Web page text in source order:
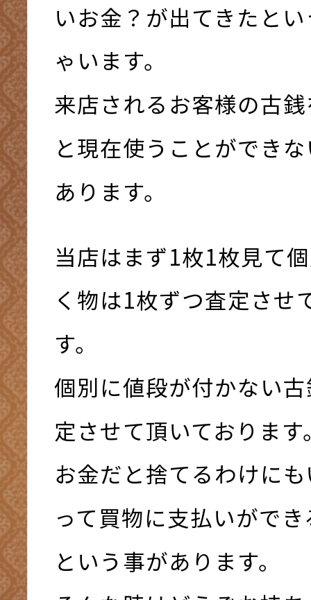
いお金？が出てきたと
ゃいます。
来店されるお客様の古
と現在使うことができ
あります。
当店はまず1枚1枚見て
く物は1枚ずつ査定させ
す。
個別に値段が付かない
定させて頂いております
お金だと捨てるわけに
って買物に支払いがで
という事があります。